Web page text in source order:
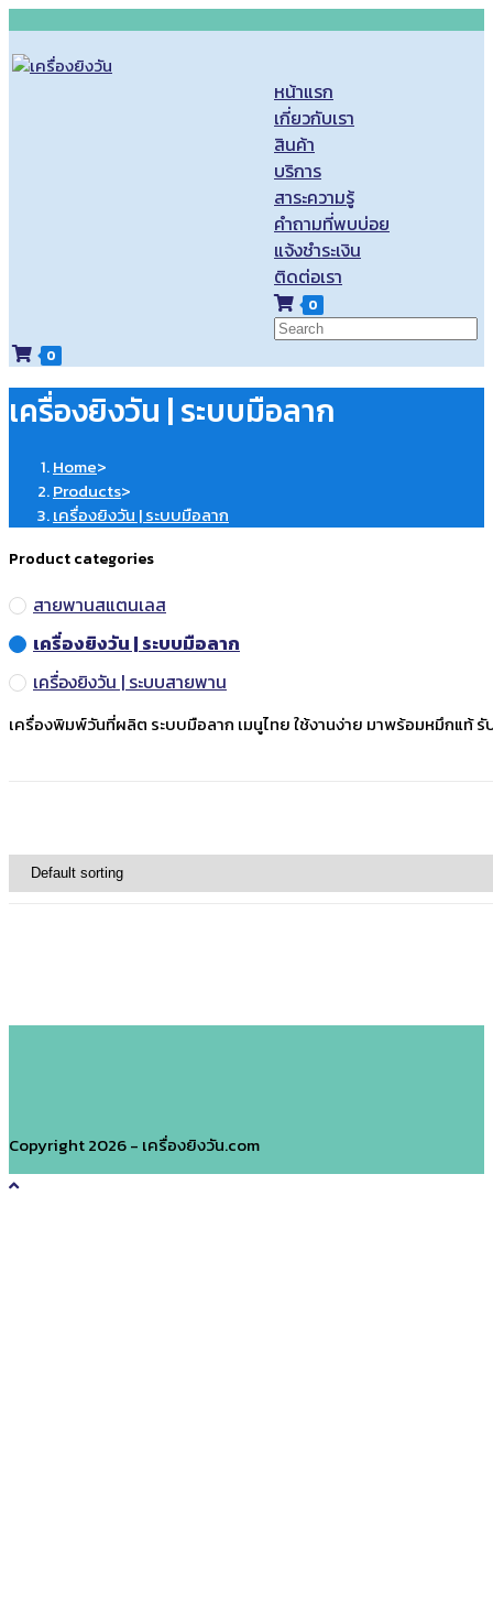
content
หน้าแรก
เกี่ยวกับเรา
สินค้า
บริการ
สาระความรู้
คำถามที่พบบ่อย
แจ้งชำระเงิน
ติดต่อเรา
0
Toggle
search
0
เครื่องยิงวัน | ระบบมือลาก
Home>
Products>
เครื่องยิงวัน | ระบบมือลาก
Product categories
สายพานสแตนเลส
เครื่องยิงวัน | ระบบมือลาก
เครื่องยิงวัน | ระบบสายพาน
เครื่องพิมพ์วันที่ผลิต ระบบมือลาก เมนูไทย ใช้งานง่าย มาพร้อมหมึกแท้
Default sorting
Copyright 2026 - เครื่องยิงวัน.com